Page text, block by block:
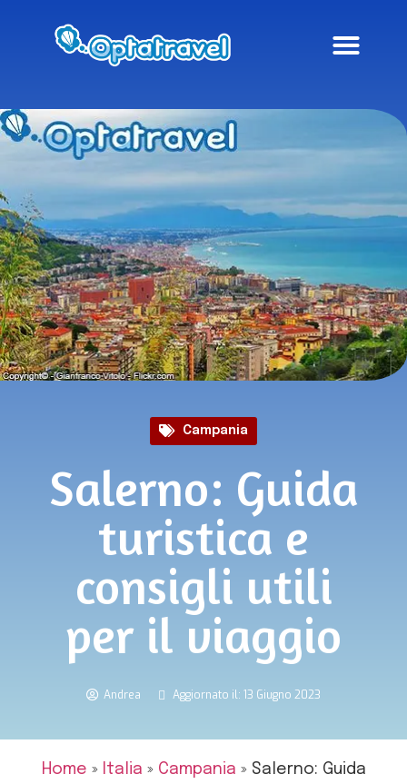
Campania
Salerno: Guida
turistica e
consigli utili
per il viaggio
Andrea Aggiornato il: 13 Giugno 2023
Home » Italia » Campania » Salerno: Guida